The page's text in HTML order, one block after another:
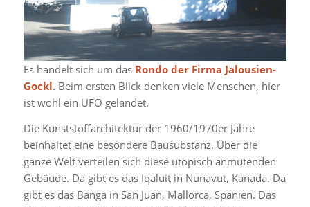
Es handelt sich um das Rondo der Firma Jalousien-
Gockl. Beim ersten Blick denken viele Menschen, hier
ist wohl ein UFO gelandet.
Die Kunststoffarchitektur der 1960/1970er Jahre
beinhaltet eine besondere Bausubstanz. Über die
ganze Welt verteilen sich diese utopisch anmutenden
Gebäude. Da gibt es das Iqaluit in Nunavut, Kanada. Da
gibt es das Banga in San Juan, Mallorca, Spanien. Das